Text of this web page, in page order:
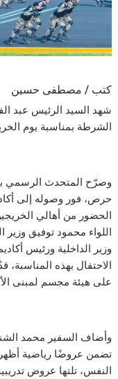
كتب / مصطفى حسين
شهد السيد الرئيس عبد
الشرطة بمناسبة يوم
وصرّح المتحدث الرسمي
حرص، فور وصوله إلى
الحضور من أهالي
اللواء محمود توفيق وزير
وزير الداخلية ورئيس
الاحتفال بهذه المناسبة،
على هيئة مجسم لمبنى
وأضاف السفير محمد
تضمن عروضًا رياضية
النفس، تلتها عروض